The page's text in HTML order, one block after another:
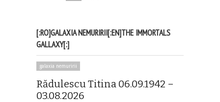
[:RO]GALAXIA NEMURIRII[:EN]THE IMMORTALS
GALLAXY[:]
galaxia nemuririi
Rădulescu Titina 06.09.1942 –
03.08.2026